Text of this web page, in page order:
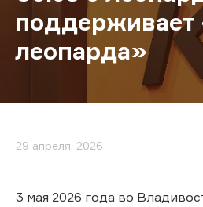
леопарда»
29 апреля, 2026
3 мая 2026 года во